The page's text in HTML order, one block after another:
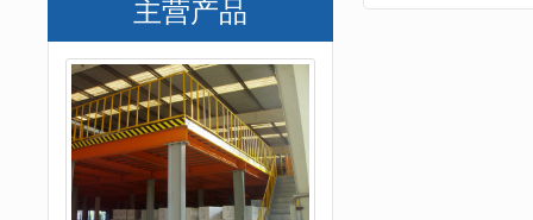
主营产品